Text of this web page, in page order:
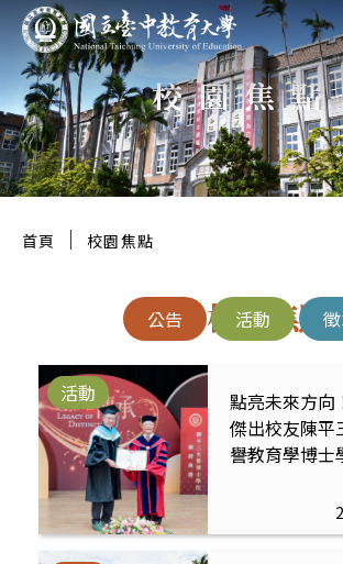
跳
至
主
要
區
:::
校園焦點
首頁 ｜ 校園焦點
校園焦點
公告 活動
點亮未來方向
傑出校友陳平
譽教育學博士
活動